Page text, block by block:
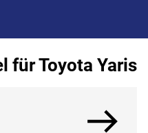
für Toyota Yaris